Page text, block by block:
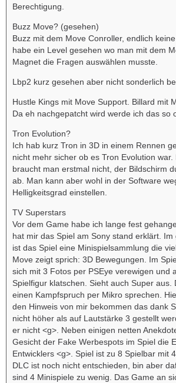
Berechtigung.
Buzz Move? (gesehen)
Buzz mit dem Move Conroller, endlich
habe ein Level gesehen wo man mit dem
Magnet die Fragen auswählen musste.
Lbp2 kurz gesehen aber nicht sonderlich
Hustle Kings mit Move Support. Billard mit
Da eh nachgepatcht wird werde ich das so
Tron Evolution?
Ich hab kurz Tron in 3D in einem Rennen
nicht mehr sicher ob es Tron Evolution
braucht man erstmal nicht, der Bildschirm
ab. Man kann aber wohl in der Software
Helligkeitsgrad einstellen.
TV Superstars
Vor dem Game habe ich lange fest
hat mir das Spiel am Sony stand erklärt.
ist das Spiel eine Minispielsammlung die
Move zeigt sprich: 3D Bewegungen. Im
sich mit 3 Fotos per PSEye verewigen und
Spielfigur klatschen. Sieht auch Super aus.
einen Kampfspruch per Mikro sprechen.
den Hinweis von mir bekommen das dank
nicht höher als auf Lautstärke 3 gestellt
er nicht <g>. Neben einigen netten
Gesicht der Fake Werbespots im Spiel die
Entwicklers <g>. Spiel ist zu 8 Spielbar mit
DLC ist noch nicht entschieden, bin aber
sind 4 Minispiele zu wenig. Das Game an